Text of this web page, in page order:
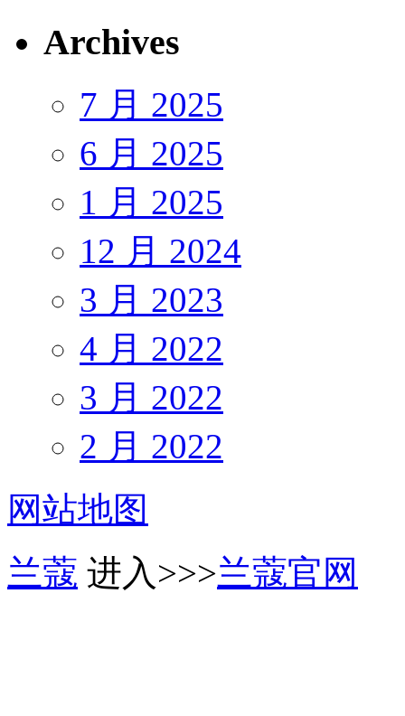
Archives
7 月 2025
6 月 2025
1 月 2025
12 月 2024
3 月 2023
4 月 2022
3 月 2022
2 月 2022
网站地图
兰蔻 进入>>>兰蔻官网